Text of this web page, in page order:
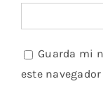
Guarda mi
este